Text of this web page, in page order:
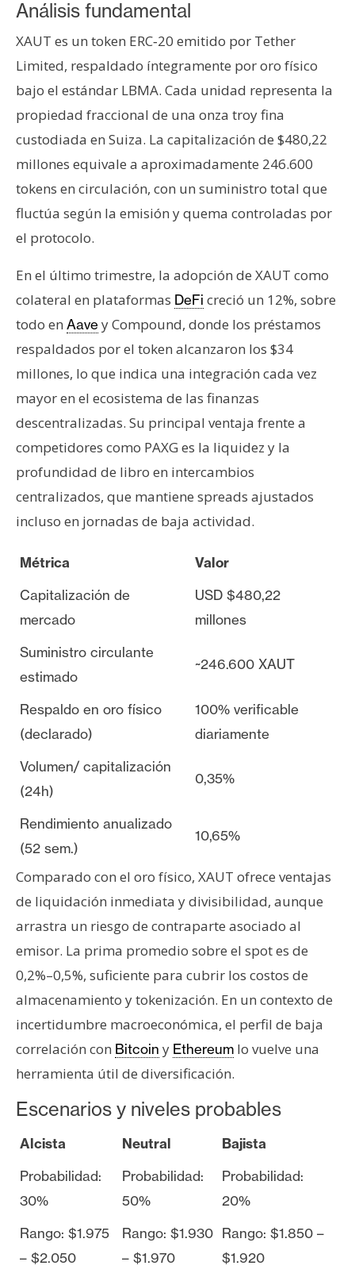
Análisis fundamental
XAUT es un token ERC‑20 emitido por Tether
Limited, respaldado íntegramente por oro físico
bajo el estándar LBMA. Cada unidad representa la
propiedad fraccional de una onza troy fina
custodiada en Suiza. La capitalización de $480,22
millones equivale a aproximadamente 246.600
tokens en circulación, con un suministro total que
fluctúa según la emisión y quema controladas por
el protocolo.
En el último trimestre, la adopción de XAUT como
colateral en plataformas DeFi creció un 12%, sobre
todo en Aavey Compound, donde los préstamos
respaldados por el token alcanzaron los $34
millones, lo que indica una integración cada vez
mayor en el ecosistema de las finanzas
descentralizadas. Su principal ventaja frente a
competidores como PAXG es la liquidez y la
profundidad de libro en intercambios
centralizados, que mantiene spreads ajustados
incluso en jornadas de baja actividad.
Métrica
Valor
Capitalización de
mercado
USD $480,22
millones
Suministro circulante
estimado
~246.600 XAUT
Respaldo en oro físico
(declarado)
100% verificable
diariamente
Volumen/ capitalización
(24h)
0,35%
Rendimiento anualizado
(52 sem.)
10,65%
Comparado con el oro físico, XAUT ofrece ventajas
de liquidación inmediata y divisibilidad, aunque
arrastra un riesgo de contraparte asociado al
emisor. La prima promedio sobre el spot es de
0,2%–0,5%, suficiente para cubrir los costos de
almacenamiento y tokenización. En un contexto de
incertidumbre macroeconómica, el perfil de baja
correlación con Bitcoin y Ethereum lo vuelve una
herramienta útil de diversificación.
Escenarios y niveles probables
Alcista Neutral
Bajista
Probabilidad:
30%
Probabilidad:
50%
Probabilidad:
20%
Rango: $1.975
– $2.050
Rango: $1.930
– $1.970
Rango: $1.850 –
$1.920